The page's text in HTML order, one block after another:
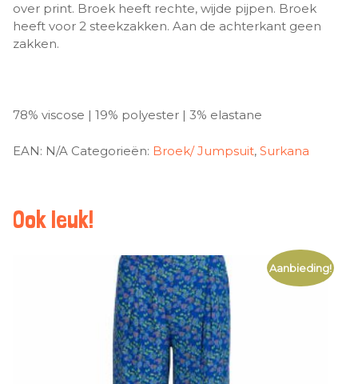
over print. Broek heeft rechte, wijde pijpen. Broek
heeft voor 2 steekzakken. Aan de achterkant geen
zakken.
78% viscose | 19% polyester | 3% elastane
EAN: N/A Categorieën: Broek/ Jumpsuit, Surkana
Ook leuk!
Aanbieding!